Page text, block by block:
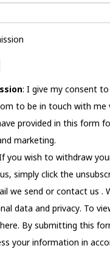
: I give my consent to
to be in touch with me
provided in this form
marketing.
you wish to withdraw
simply click the
we send orcontact us .
data and privacy. To
By submitting this
your information in